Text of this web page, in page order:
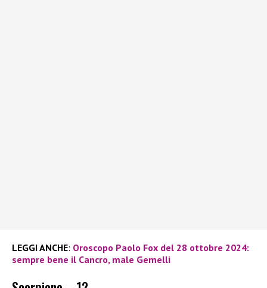
LEGGI ANCHE: Oroscopo Paolo Fox del 28 ottobre 2024:
sempre bene il Cancro, male Gemelli